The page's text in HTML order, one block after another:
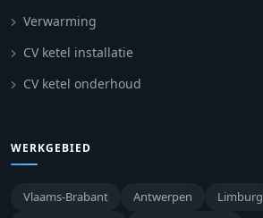
Verwarming
CV ketel installatie
CV ketel onderhoud
WERKGEBIED
Vlaams-Brabant Antwerpen
Limburg